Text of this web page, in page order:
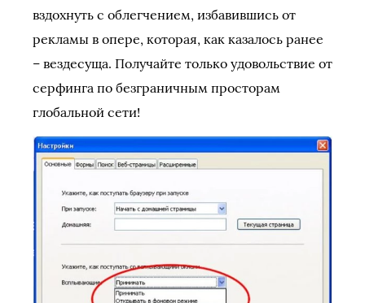
вздохнуть с облегчением, избавившись от
рекламы в опере, которая, как казалось ранее
– вездесуща. Получайте только удовольствие от
серфинга по безграничным просторам
глобальной сети!